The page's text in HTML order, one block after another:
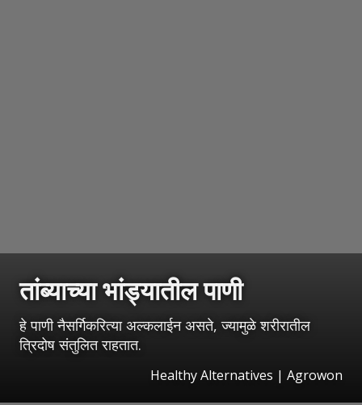
तांब्याच्या भांड्यातील पाणी
हे पाणी नैसर्गिकरित्या अल्कलाईन असते, ज्यामुळे शरीरातील
त्रिदोष संतुलित राहतात.
Healthy Alternatives | Agrowon